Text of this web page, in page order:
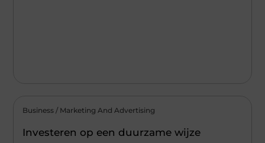
Business / Marketing And Advertising
Investeren op een duurzame wijze